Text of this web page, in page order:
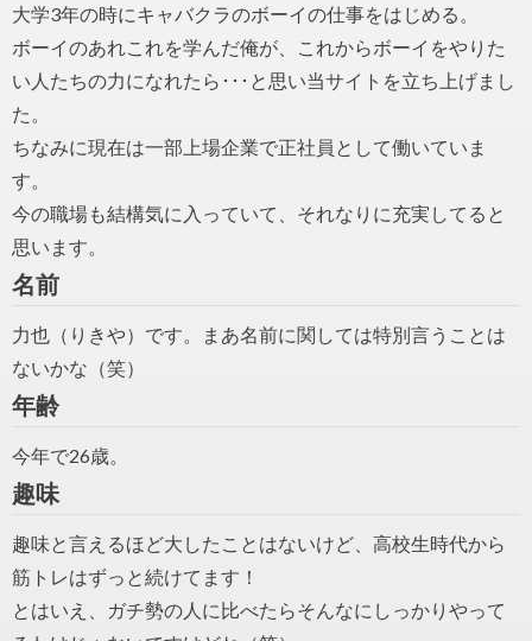
大学3年の時にキャバクラのボーイの仕事をはじめる。
ボーイのあれこれを学んだ俺が、これからボーイをやりた
い人たちの力になれたら･･･と思い当サイトを立ち上げまし
た。
ちなみに現在は一部上場企業で正社員として働いていま
す。
今の職場も結構気に入っていて、それなりに充実してると
思います。
名前
力也（りきや）です。まあ名前に関しては特別言うことは
ないかな（笑）
年齢
今年で26歳。
趣味
趣味と言えるほど大したことはないけど、高校生時代から
筋トレはずっと続けてます！
とはいえ、ガチ勢の人に比べたらそんなにしっかりやって